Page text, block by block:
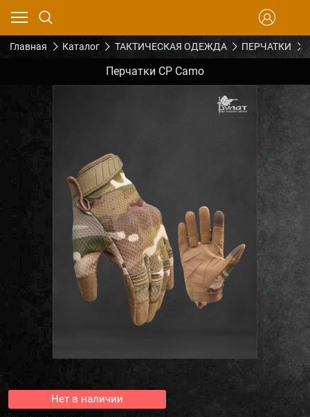
Главная Каталог ТАКТИЧЕСКАЯ ОДЕЖДА ПЕРЧАТКИ
Перчатки CP Camo
Нет в наличии